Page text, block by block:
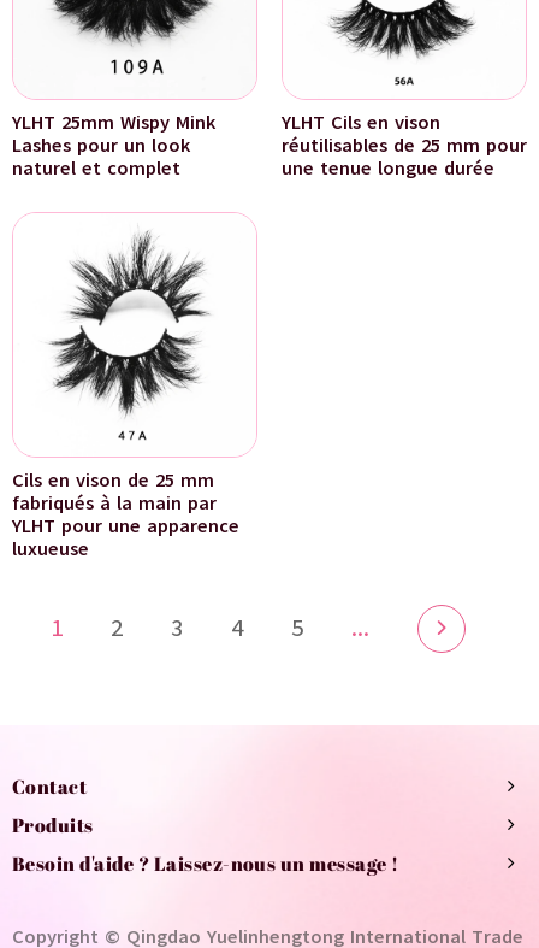
YLHT 25mm Wispy Mink
Lashes pour un look
naturel et complet
YLHT Cils en vison
réutilisables de 25 mm pour
une tenue longue durée
Cils en vison de 25 mm
fabriqués à la main par
YLHT pour une apparence
luxueuse
1 2 3 4 5 ...
Contact
Produits
Besoin d'aide ? Laissez-nous un message !
Copyright © Qingdao Yuelinhengtong International Trade